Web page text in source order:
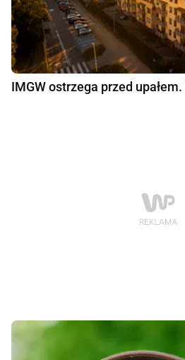
IMGW ostrzega przed